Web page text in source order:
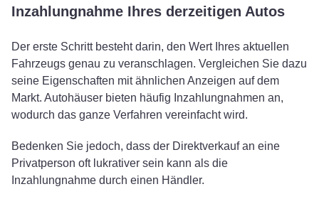
Inzahlungnahme Ihres derzeitigen Autos
Der erste Schritt besteht darin, den Wert Ihres aktuellen
Fahrzeugs genau zu veranschlagen. Vergleichen Sie dazu
seine Eigenschaften mit ähnlichen Anzeigen auf dem
Markt. Autohäuser bieten häufig Inzahlungnahmen an,
wodurch das ganze Verfahren vereinfacht wird.
Bedenken Sie jedoch, dass der Direktverkauf an eine
Privatperson oft lukrativer sein kann als die
Inzahlungnahme durch einen Händler.